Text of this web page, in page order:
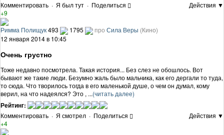
Комментировать · Я был тут · Поделиться
Действия ▼
+9
Римма Полищук493 1795 про Сила Веры (Кино)
12 января 2014 в 10:45
Очень грустно
Тоже недавно посмотрела. Такая история... Без слез не обошлось. Вот
бывают же такие люди. Безумно жаль было мальчика, как его дергали то туда,
то сюда. Что творилось тогда в его маленькой душе, о чем он думал, кому
верил, на что надеялся? Это , ...(читать далее)
Рейтинг:
Комментировать · Я смотрел · Поделиться
Действия ▼
+4